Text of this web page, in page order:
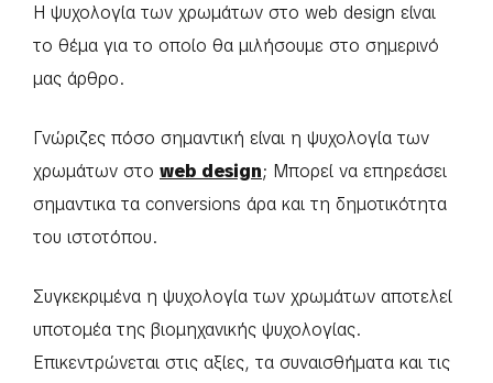
Η ψυχολογία των χρωμάτων στο web design είναι
το θέμα για το οποίο θα μιλήσουμε στο σημερινό
μας άρθρο.
Γνώριζες πόσο σημαντική είναι η ψυχολογία των
χρωμάτων στο web design; Μπορεί να επηρεάσει
σημαντικα τα conversions άρα και τη δημοτικότητα
του ιστοτόπου.
Συγκεκριμένα η ψυχολογία των χρωμάτων αποτελεί
υποτομέα της βιομηχανικής ψυχολογίας.
Επικεντρώνεται στις αξίες, τα συναισθήματα και τις